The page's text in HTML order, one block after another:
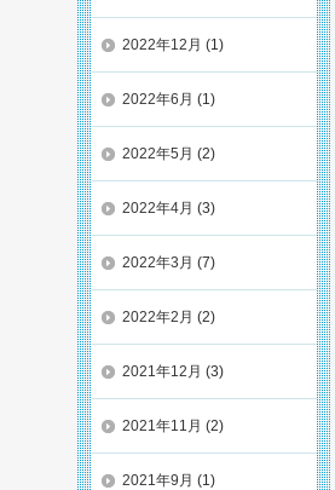
2022年12月 (1)
2022年6月 (1)
2022年5月 (2)
2022年4月 (3)
2022年3月 (7)
2022年2月 (2)
2021年12月 (3)
2021年11月 (2)
2021年9月 (1)